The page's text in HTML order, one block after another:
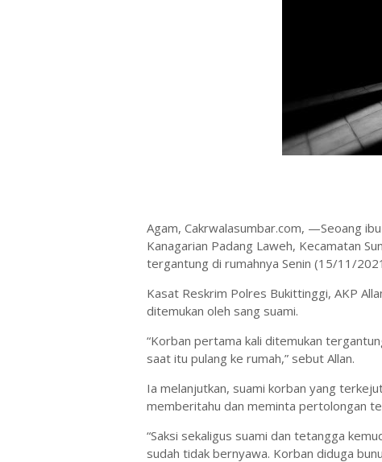
Agam, Cakrwalasumbar.com, —Seoang
Kanagarian Padang Laweh, Kecamatan
tergantung di rumahnya Senin (15/11/
Kasat Reskrim Polres Bukittinggi, AKP
ditemukan oleh sang suami.
“Korban pertama kali ditemukan
saat itu pulang ke rumah,” sebut Allan.
Ia melanjutkan, suami korban yang
memberitahu dan meminta pertolongan
“Saksi sekaligus suami dan tetangga
sudah tidak bernyawa. Korban diduga